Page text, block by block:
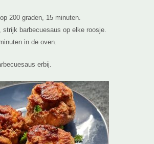
200 graden, 15 minuten.
strijk barbecuesaus op elke roosje.
in de oven.
erbij.